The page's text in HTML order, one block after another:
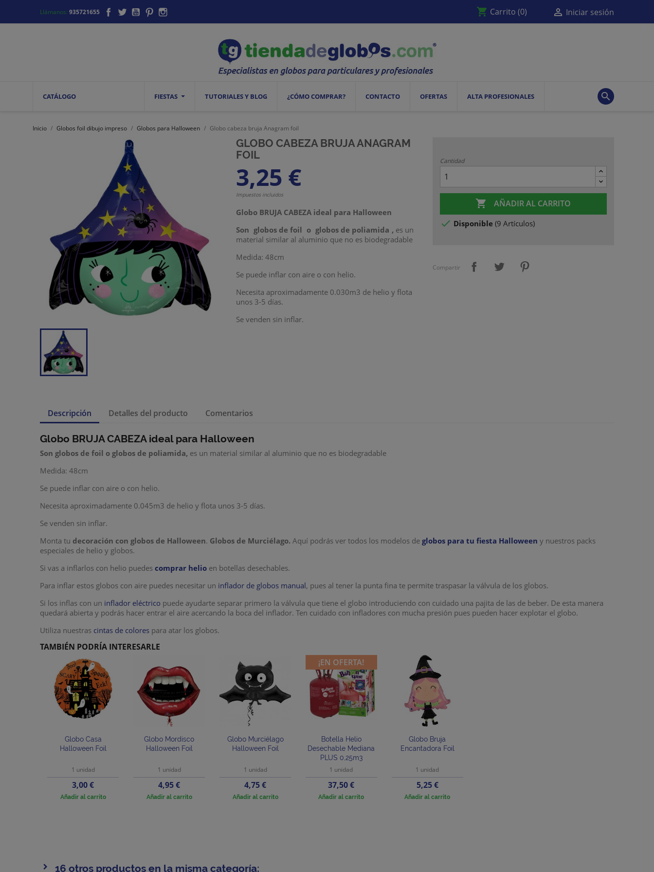
Llámanos:935721655 Facebook
TwitterYouTubePinterest shopping_cart Carrito (0)  Iniciar sesión
CATÁLOGO FIESTAS TUTORIALES Y BLOG ¿CÓMO COMPRAR? CONTACTO OFERTAS ALTA PROFESIONALES 
Inicio Globos foil dibujo impreso Globos para Halloween Globo cabeza bruja Anagram foil
GLOBO CABEZA BRUJA ANAGRAM
FOIL
3,25 €
Impuestos incluidos
Globo BRUJA CABEZA ideal para Halloween
Son globos de foil o globos de poliamida , es un
material similar al aluminio que no es biodegradable
Medida: 48cm
Se puede inflar con aire o con helio.
Necesita aproximadamente 0.030m3 de helio y flota
unos 3-5 días.
Se venden sin inflar.
Cantidad
 AÑADIR AL CARRITO
 Disponible (9 Artículos)
Compartir
Descripción Detalles del producto Comentarios
Globo BRUJA CABEZA ideal para Halloween
Son globos de foil o globos de poliamida, es un material similar al aluminio que no es biodegradable
Medida: 48cm
Se puede inflar con aire o con helio.
Necesita aproximadamente 0.045m3 de helio y flota unos 3-5 días.
Se venden sin inflar.
Monta tu decoración con globos de Halloween. Globos de Murciélago. Aquí podrás ver todos los modelos deglobos para tu fiesta Halloween y nuestros packs
especiales de helio y globos.
Si vas a inflarlos con helio puedescomprar helio en botellas desechables.
Para inflar estos globos con aire puedes necesitar un inflador de globos manual, pues al tener la punta fina te permite traspasar la válvula de los globos.
Si los inflas con un inflador eléctrico puede ayudarte separar primero la válvula que tiene el globo introduciendo con cuidado una pajita de las de beber. De esta manera
quedará abierta y podrás hacer entrar el aire acercando la boca del inflador. Ten cuidado con infladores con mucha presión pues pueden hacer explotar el globo.
Utiliza nuestras cintas de colores para atar los globos.
TAMBIÉN PODRÍA INTERESARLE
Globo Casa
Halloween Foil
1 unidad
Precio
3,00 €
Añadir al carrito
Globo Mordisco
Halloween Foil
1 unidad
Precio
4,95 €
Añadir al carrito
Globo Murciélago
Halloween Foil
1 unidad
Precio
4,75 €
Añadir al carrito
Botella Helio
Desechable Mediana
PLUS 0,25m3
1 unidad
Precio
37,50 €
Añadir al carrito
¡EN OFERTA!
Globo Bruja
Encantadora Foil
1 unidad
Precio
5,25 €
Añadir al carrito
16 otros productos en la misma categoría: